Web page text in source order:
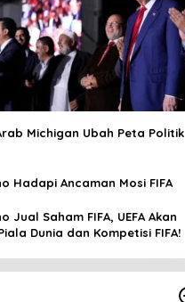
Michigan Ubah Peta Politik
Hadapi Ancaman Mosi FIFA
Jual Saham FIFA, UEFA Akan
Dunia dan Kompetisi FIFA!